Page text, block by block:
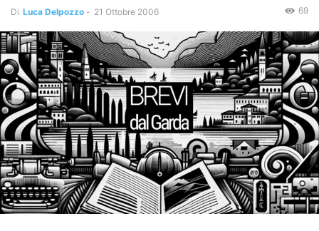
Di Luca Delpozzo - 21 Ottobre 2006 69